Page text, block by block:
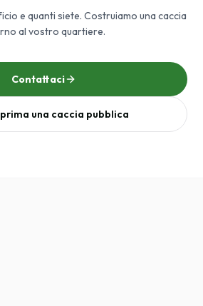
e quanti siete. Costruiamo una caccia
al vostro quartiere.
Contattaci
una caccia pubblica